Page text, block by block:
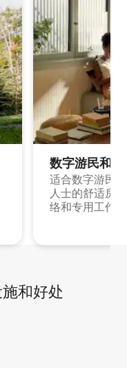
数字游民和
适合数字游民
人士的舒适房
络和专用工作
和好处